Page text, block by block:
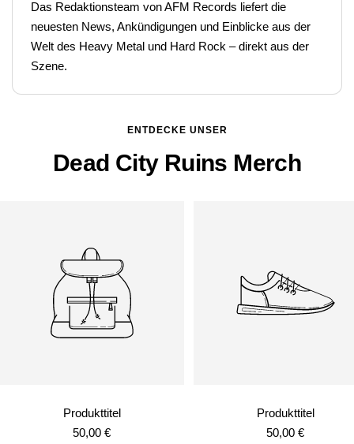
Das Redaktionsteam von AFM Records liefert die
neuesten News, Ankündigungen und Einblicke aus der
Welt des Heavy Metal und Hard Rock – direkt aus der
Szene.
ENTDECKE UNSER
Dead City Ruins Merch
Produkttitel
Angebotspreis
50,00 €
Produkttitel
Angebotspreis
50,00 €